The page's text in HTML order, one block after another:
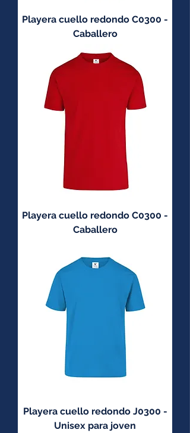
Playera cuello redondo C0300 -
Caballero
Playera cuello redondo C0300 -
Caballero
Playera cuello redondo J0300 -
Unisex para joven